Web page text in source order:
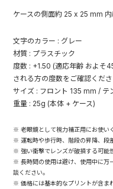
ケースの側面約 25 x 25 mm 内
文字のカラー : グレー
材質 : プラスチック
度数 : +1.50 (適応年齢 およそ
される方の度数をご確認くださ
サイズ : フロント 135 mm / テ
重量 : 25g (本体 + ケース)
※ 老眼鏡として視力補正用にお使い
※ 運転時や歩行時、階段の昇降、段
※ 強い衝撃でレンズが破損する可能
※ 長時間の使用は避け、使用中に万
談ください。
※ 価格には基本的なプリントが含ま